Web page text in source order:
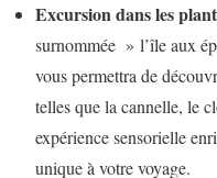
Excursion dans les
surnommée » l’île aux
vous permettra de
telles que la cannelle, le
expérience sensorielle
unique à votre voyage.